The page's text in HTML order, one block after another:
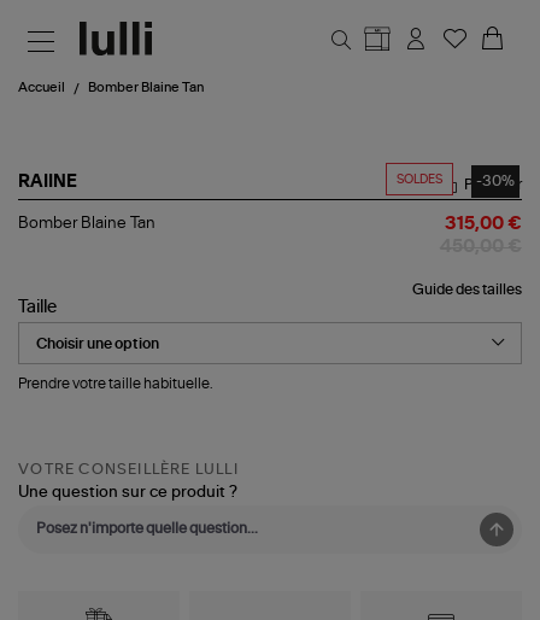
Accueil Bomber Blaine Tan
SOLDES -30%
RAIINE
Bomber
Partager
Bomber Blaine Tan 315,00 €
Guide des tailles
Taille
Prendre votre taille habituelle.
VOTRE CONSEILLÈRE LULLI
Une question sur ce produit ?